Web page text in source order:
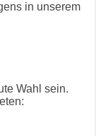
in unserem
Wahl sein.